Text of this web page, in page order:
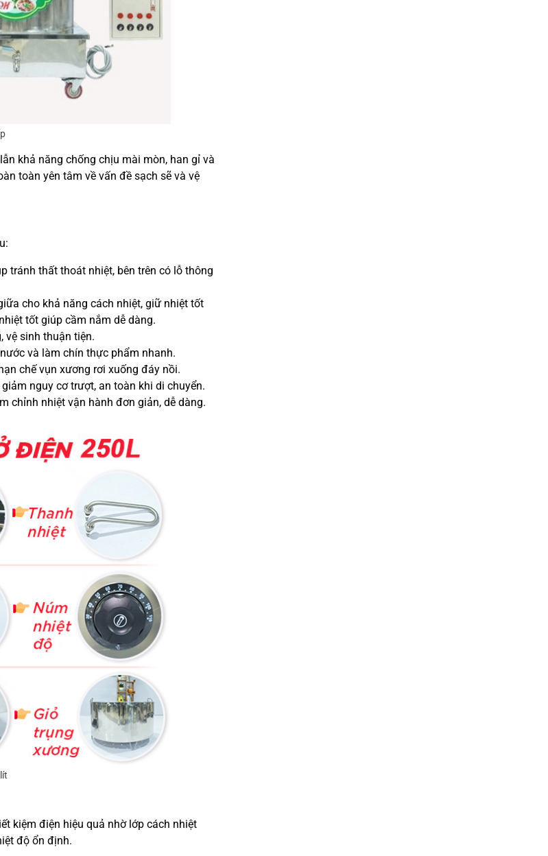
khả năng chống chịu mài mòn, han gỉ và
toàn yên tâm về vấn đề sạch sẽ và vệ
tránh thất thoát nhiệt, bên trên có lỗ thông
cho khả năng cách nhiệt, giữ nhiệt tốt
tốt giúp cầm nắm dễ dàng.
vệ sinh thuận tiện.
và làm chín thực phẩm nhanh.
chế vụn xương rơi xuống đáy nồi.
nguy cơ trượt, an toàn khi di chuyển.
chỉnh nhiệt vận hành đơn giản, dễ dàng.
kiệm điện hiệu quả nhờ lớp cách nhiệt
độ ổn định.